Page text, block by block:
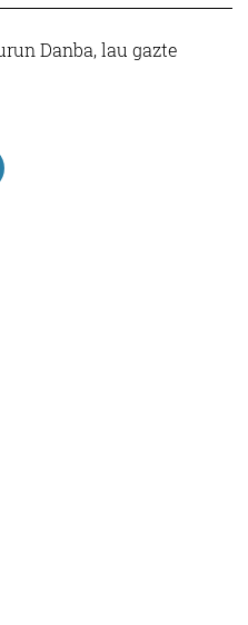
Danba, lau gazte